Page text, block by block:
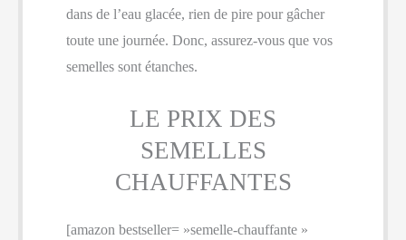
dans de l’eau glacée, rien de pire pour gâcher
toute une journée. Donc, assurez-vous que vos
semelles sont étanches.
LE PRIX DES
SEMELLES
CHAUFFANTES
[amazon bestseller= »semelle-chauffante »